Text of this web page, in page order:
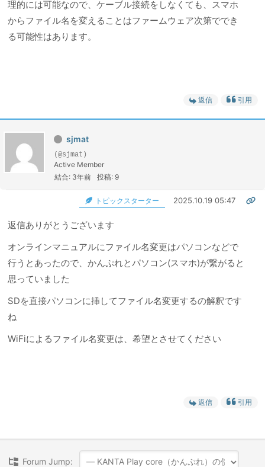
理的には可能なので、ケーブル接続をしなくても、スマホ
からファイル名を変えることはファームウェア次第ででき
る可能性はあります。
返信 引用
sjmat
(@sjmat)
Active Member
結合: 3年前
投稿: 9
トピックスターター 2025.10.19 05:47
返信ありがとうございます
オンラインマニュアルにファイル名変更はパソコンなどで
行うとあったので、かんぷれとパソコン(スマホ)が繋がると
思っていました
SDを直接パソコンに挿してファイル名変更するの解釈です
ね
WiFiによるファイル名変更は、希望とさせてください
返信 引用
Forum Jump: